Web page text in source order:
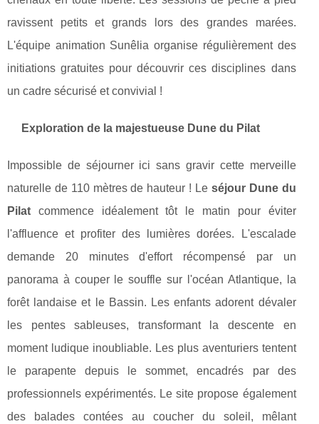
ravissent petits et grands lors des grandes marées.
L'équipe animation Sunêlia organise régulièrement des
initiations gratuites pour découvrir ces disciplines dans
un cadre sécurisé et convivial !
Exploration de la majestueuse Dune du Pilat
Impossible de séjourner ici sans gravir cette merveille
naturelle de 110 mètres de hauteur ! Le séjour Dune du
Pilat commence idéalement tôt le matin pour éviter
l'affluence et profiter des lumières dorées. L'escalade
demande 20 minutes d'effort récompensé par un
panorama à couper le souffle sur l'océan Atlantique, la
forêt landaise et le Bassin. Les enfants adorent dévaler
les pentes sableuses, transformant la descente en
moment ludique inoubliable. Les plus aventuriers tentent
le parapente depuis le sommet, encadrés par des
professionnels expérimentés. Le site propose également
des balades contées au coucher du soleil, mêlant